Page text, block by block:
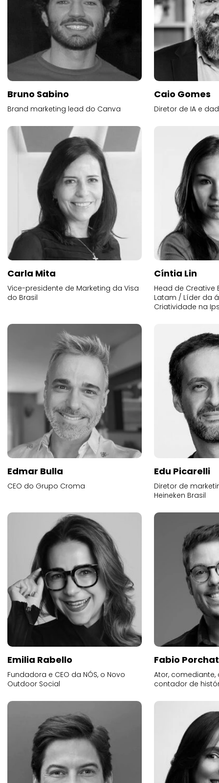
Bruno Sabino
Brand marketing lead do Canva
Caio Gomes
Diretor de IA e
Carla Mita
Vice-presidente de Marketing da Visa
do Brasil
Cíntia Lin
Head de Creative
Latam / Líder da
Criatividade na
Edmar Bulla
CEO do Grupo Croma
Edu Picarelli
Diretor de
Heineken Brasil
Emilia Rabello
Fundadora e CEO da NÓS, o Novo
Outdoor Social
Fabio Porchat
Ator,
contador de